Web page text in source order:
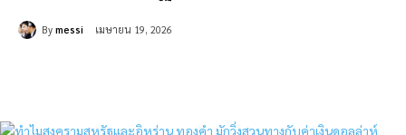
By messi เมษายน 19, 2026